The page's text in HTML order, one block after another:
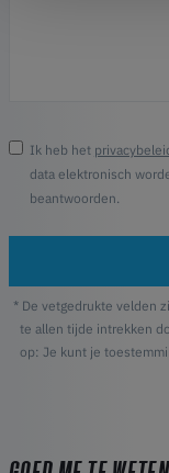
Ik heb het
data elektronisch
beantwoorden.
* De vetgedrukte velden
te allen tijde intrekken
op: Je kunt je